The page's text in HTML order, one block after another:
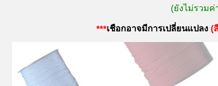
(ยังไม่รวมค่
***เชือกอาจมีการเปลี่ยนแปลง (